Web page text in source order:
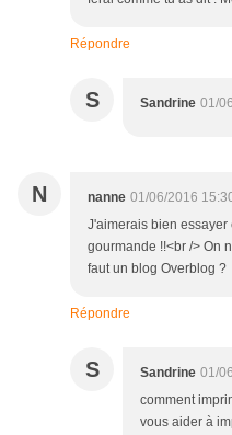
Répondre
S Sandrine 01/
N nanne 01/06/2016
J'aimerais bien essayer
gourmande !!<br /> On
faut un blog Overblog ?
Répondre
S Sandrine 01/
comment
vous aider à